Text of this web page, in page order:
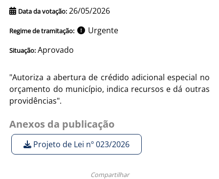
Data da votação: 26/05/2026
Regime de tramitação: Urgente
Situação: Aprovado
"Autoriza a abertura de crédido adicional especial no
orçamento do município, indica recursos e dá outras
providências".
Anexos da publicação
Projeto de Lei nº 023/2026
Compartilhar